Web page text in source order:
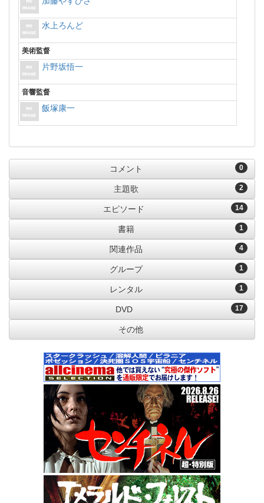
水上ろんど
美術監督
片野坂悟一
音響監督
飯塚康一
0
コメント
2
主題歌
14
エピソード
1
書籍
4
関連作品
1
グループ
1
レンタル
17
DVD
その他